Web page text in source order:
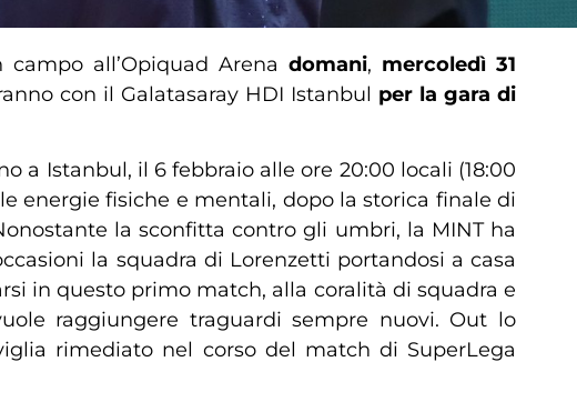
all’Opiquad Arena domani, mercoledì 31
con il Galatasaray HDI Istanbul per la gara di
Istanbul, il 6 febbraio alle ore 20:00 locali (18:00
energie fisiche e mentali, dopo la storica finale di
la sconfitta contro gli umbri, la MINT ha
la squadra di Lorenzetti portandosi a casa
in questo primo match, alla coralità di squadra e
raggiungere traguardi sempre nuovi. Out lo
rimediato nel corso del match di SuperLega